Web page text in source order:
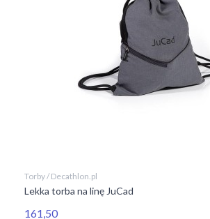
Torby / Decathlon.pl
Lekka torba na linę JuCad
161,50